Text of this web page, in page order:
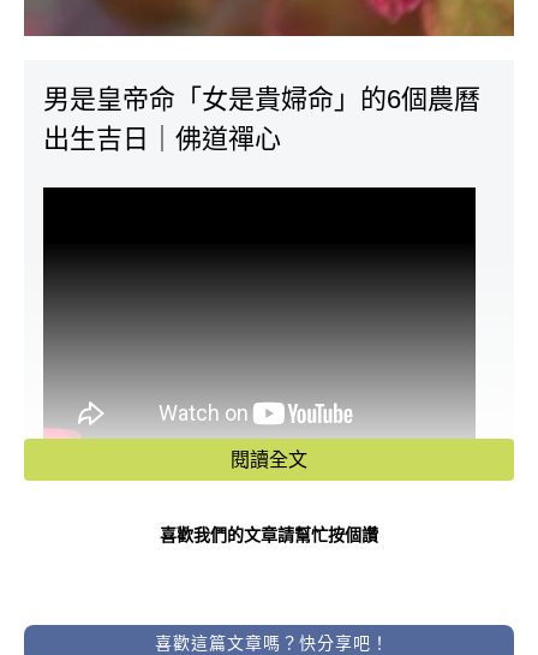
男是皇帝命「女是貴婦命」的6個農曆
出生吉日｜佛道禪心
歡迎來佛道禪心觀看更多風水命理影片
https://lihi3.cc/VEY5Q
特別提醒以下三個生肖——在本月小人
閱讀全文
喜歡我們的文章請幫忙按個讚
喜歡這篇文章嗎？快分享吧！